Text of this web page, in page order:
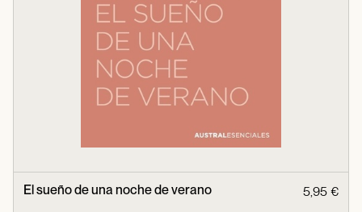
El sueño de una noche de verano 5,95 €